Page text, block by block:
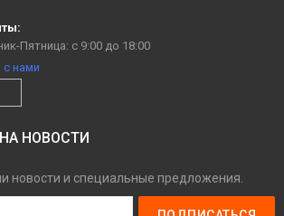
Пятница: с 9:00 до 18:00
с нами
НОВОСТИ
новости и специальные предложения.